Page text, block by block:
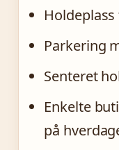
Parkering
Senteret
Enkelte
på